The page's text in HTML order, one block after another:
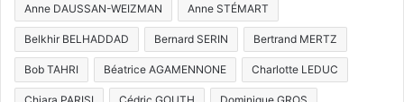
Anne DAUSSAN-WEIZMAN Anne STÉMART
Belkhir BELHADDAD Bernard SERIN Bertrand MERTZ
Bob TAHRI Béatrice AGAMENNONE Charlotte LEDUC